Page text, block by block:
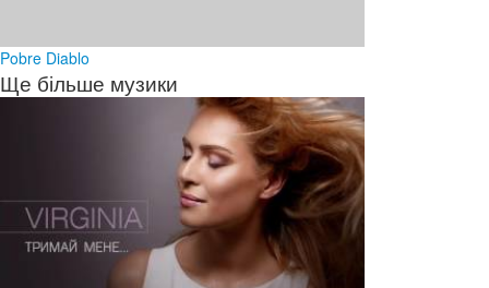
Pobre Diablo
Ще більше музики